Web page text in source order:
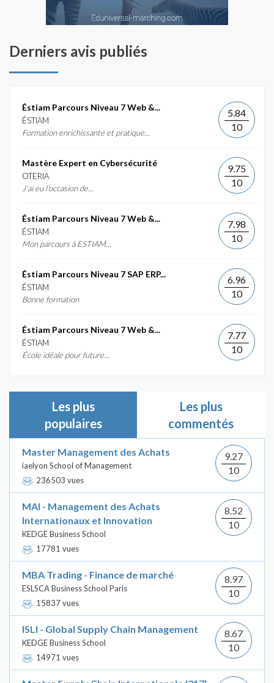
Derniers avis publiés
Éstiam Parcours Niveau 7 Web &...
ÉSTIAM
Formation enrichissante et pratique...
5.84
10
Mastère Expert en Cybersécurité
OTERIA
J'ai eu l'occasion de...
9.75
10
Éstiam Parcours Niveau 7 Web &...
ÉSTIAM
Mon parcours à ESTIAM...
7.98
10
Éstiam Parcours Niveau 7 SAP ERP...
ÉSTIAM
Bonne formation
6.96
10
Éstiam Parcours Niveau 7 Web &...
ÉSTIAM
École idéale pour future...
7.77
10
Les plus
populaires
Les plus
commentés
Master Management des Achats
iaelyon School of Management
236503 vues
9.27
10
MAI - Management des Achats
Internationaux et Innovation
KEDGE Business School
17781 vues
8.52
10
MBA Trading - Finance de marché
ESLSCA Business School Paris
15837 vues
8.97
10
ISLI - Global Supply Chain Management
KEDGE Business School
14971 vues
8.67
10